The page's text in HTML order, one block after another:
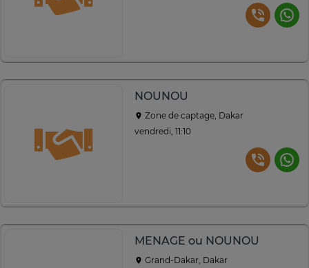
NOUNOU
Zone de captage, Dakar
vendredi, 11:10
MENAGE ou NOUNOU
Grand-Dakar, Dakar